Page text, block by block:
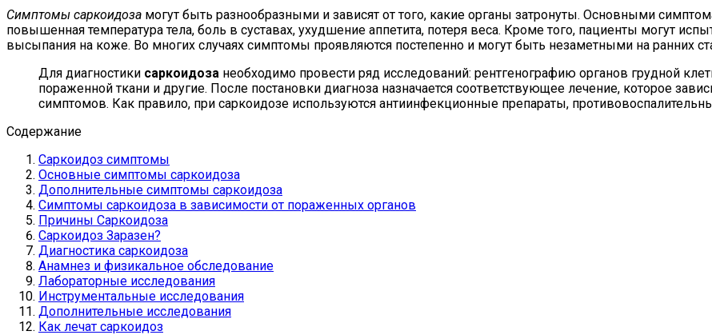
Симптомы саркоидоза могут быть разнообразными и зависят от того, какие органы затронуты. Основными
повышенная температура тела, боль в суставах, ухудшение аппетита, потеря веса. Кроме того, пациенты могут
высыпания на коже. Во многих случаях симптомы проявляются постепенно и могут быть незаметными на ранних
Для диагностики саркоидоза необходимо провести ряд исследований: рентгенографию органов грудной
пораженной ткани и другие. После постановки диагноза назначается соответствующее лечение, которое
симптомов. Как правило, при саркоидозе используются антиинфекционные препараты,
Содержание
Саркоидоз симптомы
Основные симптомы саркоидоза
Дополнительные симптомы саркоидоза
Симптомы саркоидоза в зависимости от пораженных органов
Причины Саркоидоза
Саркоидоз Заразен?
Диагностика саркоидоза
Анамнез и физикальное обследование
Лабораторные исследования
Инструментальные исследования
Дополнительные исследования
Как лечат саркоидоз